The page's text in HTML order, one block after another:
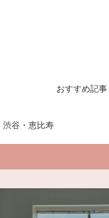
おすすめ記事
渋谷・恵比寿